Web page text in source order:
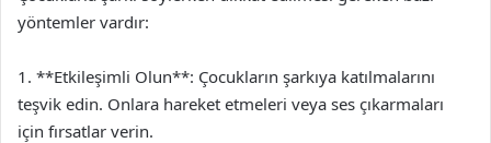
yöntemler vardır:
1. **Etkileşimli Olun**: Çocukların şarkıya katılmalarını
teşvik edin. Onlara hareket etmeleri veya ses çıkarmaları
için fırsatlar verin.